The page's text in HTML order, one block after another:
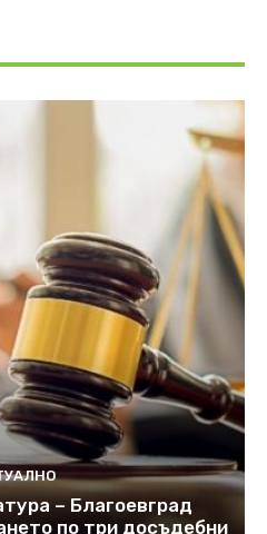
– Благоевград
по три досъдебни